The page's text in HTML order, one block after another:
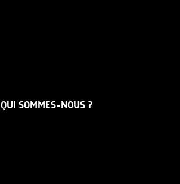
QUI SOMMES-NOUS ?